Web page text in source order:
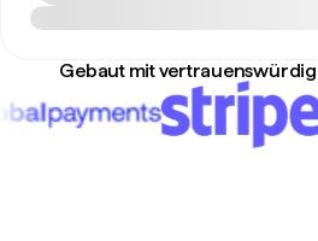
Gebaut mit